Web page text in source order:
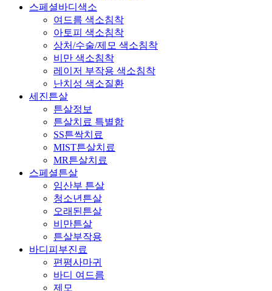
스페셜바디색소
여드름 색소침착
아토피 색소침착
상처/수술/제모 색소침착
비만 색소침착
레이저 부작용 색소침착
난치성 색소질환
세진튼살
튼살정보
튼살치료 특별함
SS튼싹치료
MIST튼살치료
MR튼살치료
스페셜튼살
임산부 튼살
청소년튼살
오래된튼살
비만튼살
튼살부작용
바디피부진료
편평사마귀
바디 여드름
제모